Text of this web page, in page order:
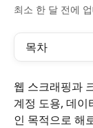
최소 한 달 전에
목차
웹 스크래핑과
계정 도용, 데이
인 목적으로 해